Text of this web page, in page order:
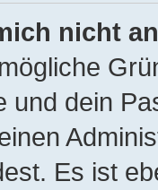
nicht
und dein
Es ist